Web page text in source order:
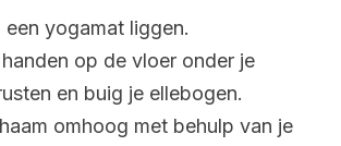
een yogamat liggen.
op de vloer onder je
en buig je ellebogen.
omhoog met behulp van je